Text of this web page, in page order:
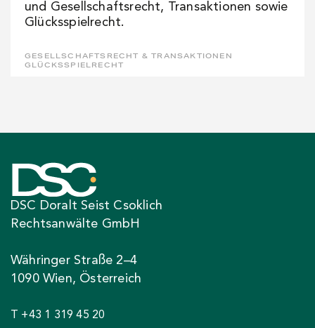
und Gesellschaftsrecht, Transaktionen sowie
Glücksspielrecht.
GESELLSCHAFTSRECHT & TRANSAKTIONEN
GLÜCKSSPIELRECHT
DSC Doralt Seist Csoklich
Rechtsanwälte GmbH
Währinger Straße 2–4
1090 Wien, Österreich
T +43 1 319 45 20